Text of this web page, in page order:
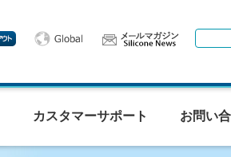
Write
カスタマーサポート お問い